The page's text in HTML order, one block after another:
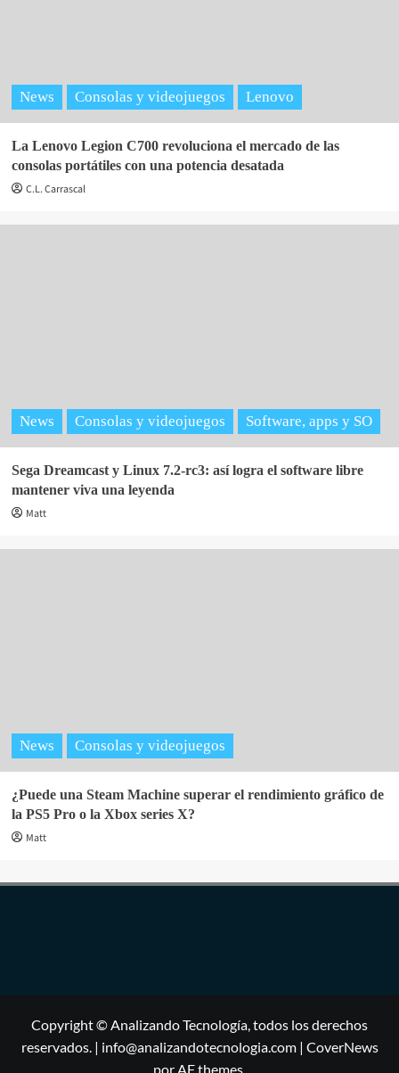
News Consolas y videojuegos Lenovo
La Lenovo Legion C700 revoluciona el mercado de las
consolas portátiles con una potencia desatada
C.L. Carrascal
News Consolas y videojuegos Software, apps y SO
Sega Dreamcast y Linux 7.2-rc3: así logra el software libre
mantener viva una leyenda
Matt
News Consolas y videojuegos
¿Puede una Steam Machine superar el rendimiento gráfico de
la PS5 Pro o la Xbox series X?
Matt
Copyright © Analizando Tecnología, todos los derechos
reservados. | info@analizandotecnologia.com | CoverNews
por AF themes.